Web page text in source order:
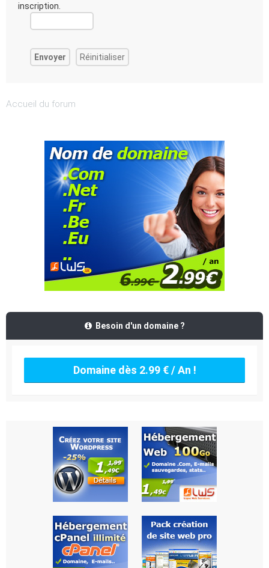
inscription.
Accueil du forum
Besoin d'un domaine ?
Domaine dès 2.99 € / An !